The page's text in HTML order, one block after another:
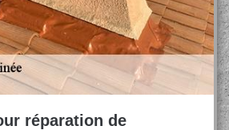
réparation de